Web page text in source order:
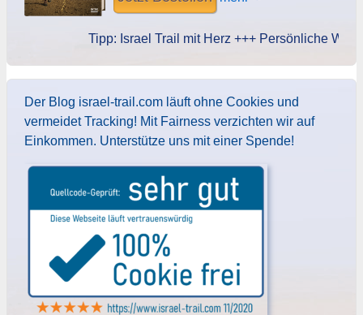
Tipp: Israel Trail mit Herz +++ Persönliche
Der Blog israel-trail.com läuft ohne Cookies und
vermeidet Tracking! Mit Fairness verzichten wir auf
Einkommen. Unterstütze uns mit einer Spende!